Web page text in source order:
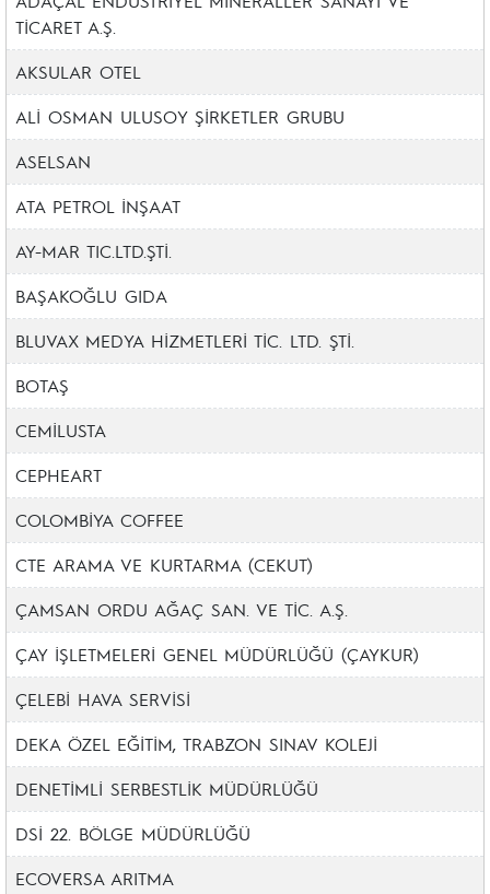
TİCARET A.Ş.
AKSULAR OTEL
ALİ OSMAN ULUSOY ŞİRKETLER GRUBU
ASELSAN
ATA PETROL İNŞAAT
AY-MAR TIC.LTD.ŞTİ.
BAŞAKOĞLU GIDA
BLUVAX MEDYA HİZMETLERİ TİC. LTD. ŞTİ.
BOTAŞ
CEMİLUSTA
CEPHEART
COLOMBİYA COFFEE
CTE ARAMA VE KURTARMA (CEKUT)
ÇAMSAN ORDU AĞAÇ SAN. VE TİC. A.Ş.
ÇAY İŞLETMELERİ GENEL MÜDÜRLÜĞÜ (ÇAYKUR)
ÇELEBİ HAVA SERVİSİ
DEKA ÖZEL EĞİTİM, TRABZON SINAV KOLEJİ
DENETİMLİ SERBESTLİK MÜDÜRLÜĞÜ
DSİ 22. BÖLGE MÜDÜRLÜĞÜ
ECOVERSA ARITMA